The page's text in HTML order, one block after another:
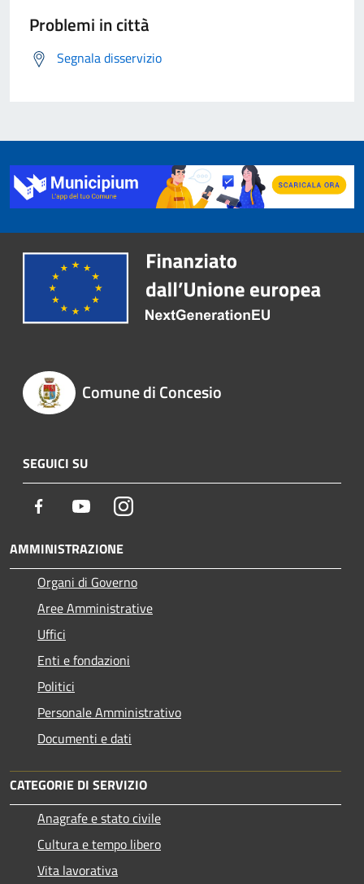
Problemi in città
Segnala disservizio
Comune di Concesio
SEGUICI SU
Facebook YoutubeInstagram
AMMINISTRAZIONE
Organi di Governo
Aree Amministrative
Uffici
Enti e fondazioni
Politici
Personale Amministrativo
Documenti e dati
CATEGORIE DI SERVIZIO
Anagrafe e stato civile
Cultura e tempo libero
Vita lavorativa